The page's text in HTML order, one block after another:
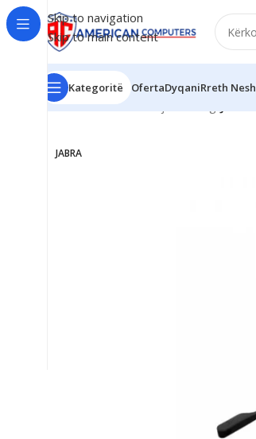
Skip to navigation
Skip to main content
Kategoritë OfertaDyqaniRreth Nesh
Kreu/Aksesorë
JABRA